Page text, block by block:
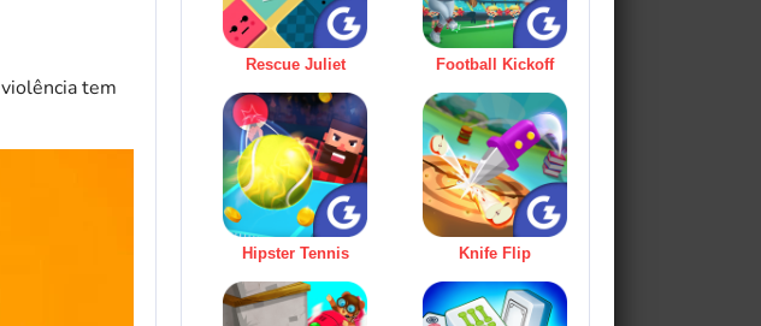
tem
Rescue Juliet Football Kickoff
Hipster Tennis Knife Flip